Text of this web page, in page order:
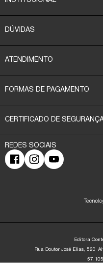
DÚVIDAS
ATENDIMENTO
FORMAS DE PAGAMENTO
CERTIFICADO DE
Editora
Rua Doutor José Elias, 520